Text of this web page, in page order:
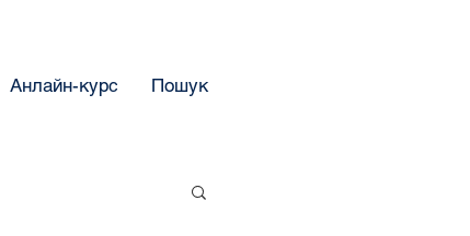
Анлайн-курс Пошук